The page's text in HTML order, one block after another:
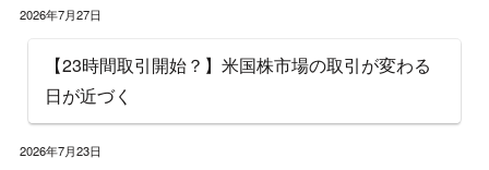
2026年7月27日
【23時間取引開始？】米国株市場の取引が変わる
日が近づく
2026年7月23日